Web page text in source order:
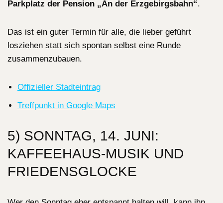
Parkplatz der Pension „An der Erzgebirgsbahn“.
Das ist ein guter Termin für alle, die lieber geführt
losziehen statt sich spontan selbst eine Runde
zusammenzubauen.
Offizieller Stadteintrag
Treffpunkt in Google Maps
5) SONNTAG, 14. JUNI:
KAFFEEHAUS-MUSIK UND
FRIEDENSGLOCKE